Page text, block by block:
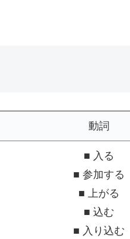
動詞
■ 入る
■ 参加する
■ 上がる
■ 込む
■ 入り込む